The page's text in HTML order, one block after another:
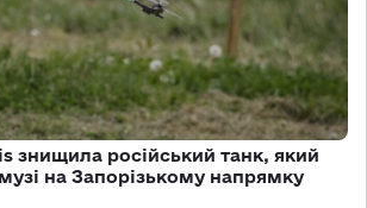
знищила російський танк, який
на Запорізькому напрямку